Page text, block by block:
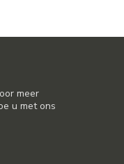
meer
u met ons